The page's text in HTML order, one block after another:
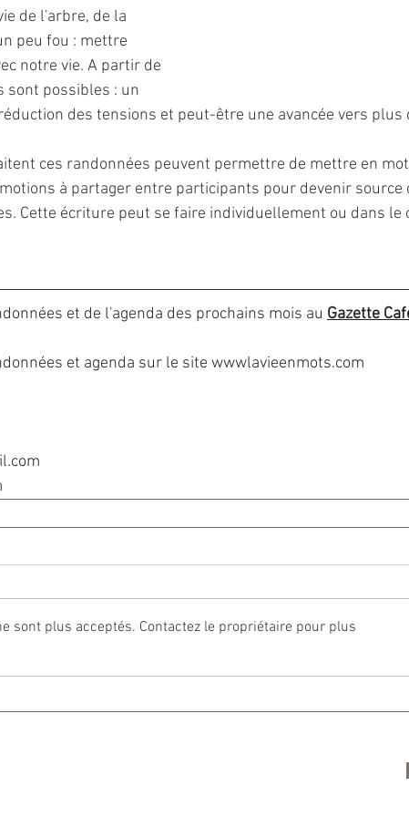
de l'arbre, de la
peu fou : mettre
notre vie. A partir de
sont possibles : un
des tensions et peut-être une avancée vers plus
ces randonnées peuvent permettre de mettre en
à partager entre participants pour devenir source
Cette écriture peut se faire individuellement ou dans le
et de l'agenda des prochains mois au Gazette
et agenda sur le site wwwlavieenmots.com
sont plus acceptés. Contactez le propriétaire pour plus